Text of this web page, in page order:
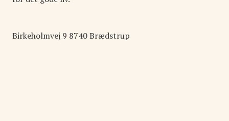
Birkeholmvej 9 8740Brædstrup